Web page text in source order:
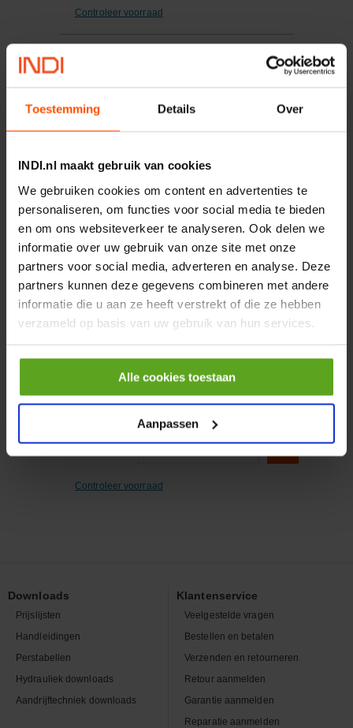
Toestemming Details Over
INDI.nl maakt gebruik van cookies
We gebruiken cookies om content en advertenties te
personaliseren, om functies voor social media te bieden
en om ons websiteverkeer te analyseren. Ook delen we
informatie over uw gebruik van onze site met onze
partners voor social media, adverteren en analyse. Deze
partners kunnen deze gegevens combineren met andere
informatie die u aan ze heeft verstrekt of die ze hebben
verzameld op basis van uw gebruik van hun services.
Alle cookies toestaan
Aanpassen
Controleer voorraad
Merknaam:Telemecanique
− EA +
Controleer voorraad
Vergelijken
Laagbolkopschroef met
− Aantal +
Controleer voorraad
Downloads
Prijslijsten
Handleidingen
Perstabellen
Hydrauliek downloads
Aandrijftechniek downloads
Klantenservice
Veelgestelde vragen
Bestellen en betalen
Verzenden en retourneren
Retour aanmelden
Garantie aanmelden
Reparatie aanmelden